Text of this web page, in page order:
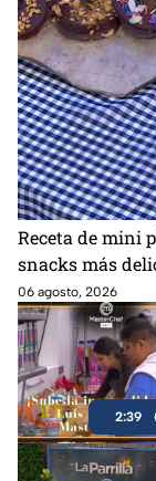
Receta de mini
snacks más
06 agosto, 2026
2:39